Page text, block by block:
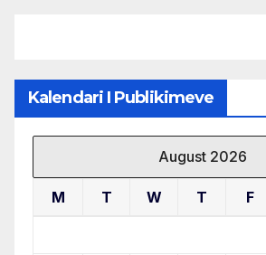
Kalendari I Publikimeve
August 2026
M T W T F